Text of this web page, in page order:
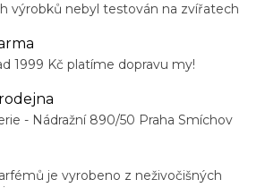
výrobků nebyl testován na zvířatech
1999 Kč platíme dopravu my!
- Nádražní 890/50 Praha Smíchov
je vyrobeno z neživočišných